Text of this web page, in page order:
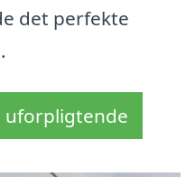
det perfekte
uforpligtende